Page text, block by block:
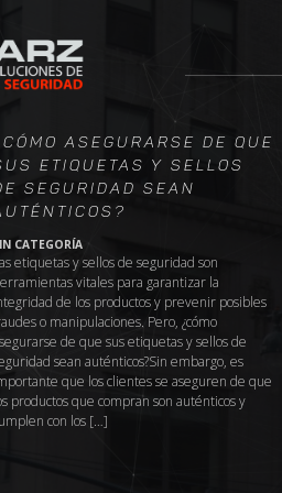
Traslado
soluciones para el
través del uso
seguridad para toda
Llevamos
seguridad de
amplia gama
cubrir las
asegurarse de que
etiquetas y sellos
seguridad sean
CATEGORÍA
etiquetas y sellos de seguridad son
vitales para garantizar la
de los productos y prevenir posibles
o manipulaciones. Pero, ¿cómo
de que sus etiquetas y sellos de
sean auténticos?Sin embargo, es
que los clientes se aseguren de que
productos que compran son auténticos y
con los […]